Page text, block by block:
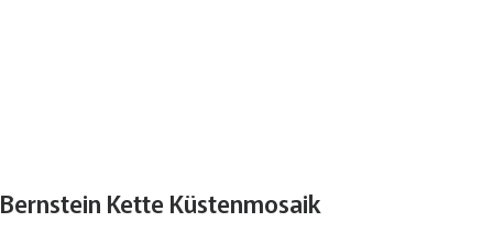
Bernstein Kette Küstenmosaik